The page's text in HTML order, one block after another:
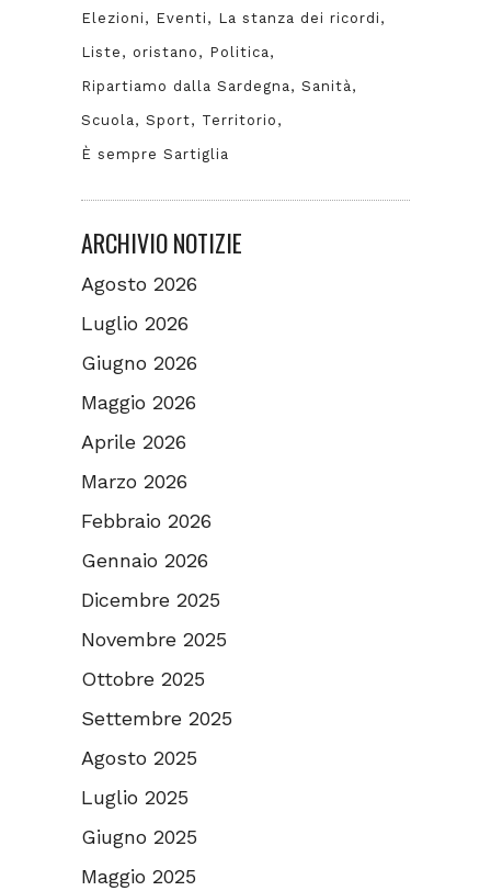
Elezioni Eventi La stanza dei ricordi
Liste oristano Politica
Ripartiamo dalla Sardegna Sanità
Scuola Sport Territorio
È sempre Sartiglia
ARCHIVIO NOTIZIE
Agosto 2026
Luglio 2026
Giugno 2026
Maggio 2026
Aprile 2026
Marzo 2026
Febbraio 2026
Gennaio 2026
Dicembre 2025
Novembre 2025
Ottobre 2025
Settembre 2025
Agosto 2025
Luglio 2025
Giugno 2025
Maggio 2025